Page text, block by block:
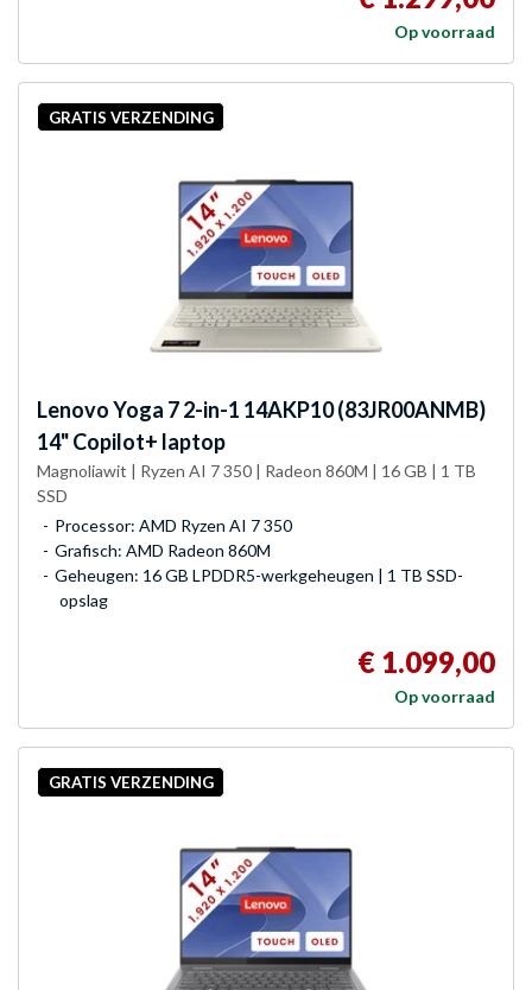
Op voorraad
GRATIS VERZENDING
LenovoYoga 7 2-in-1 14AKP10 (83JR00ANMB)
14" Copilot+ laptop
Magnoliawit | Ryzen AI 7 350 | Radeon 860M | 16 GB | 1 TB
SSD
Processor: AMD Ryzen AI 7 350
Grafisch: AMD Radeon 860M
Geheugen: 16 GB LPDDR5-werkgeheugen | 1 TB SSD-
opslag
€ 1.099,00
Op voorraad
GRATIS VERZENDING